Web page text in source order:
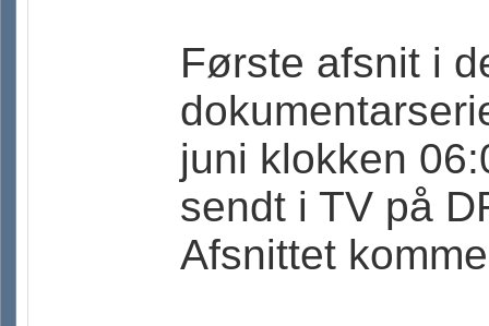
Første afsnit i
juni klokken
sendt i TV på
Afsnittet